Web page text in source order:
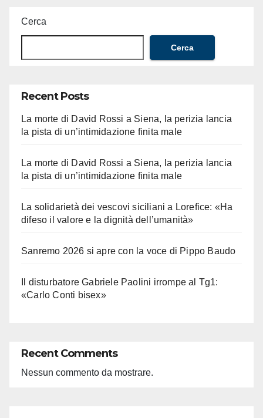
Cerca
Cerca
Recent Posts
La morte di David Rossi a Siena, la perizia lancia
la pista di un’intimidazione finita male
La morte di David Rossi a Siena, la perizia lancia
la pista di un’intimidazione finita male
La solidarietà dei vescovi siciliani a Lorefice: «Ha
difeso il valore e la dignità dell’umanità»
Sanremo 2026 si apre con la voce di Pippo Baudo
Il disturbatore Gabriele Paolini irrompe al Tg1:
«Carlo Conti bisex»
Recent Comments
Nessun commento da mostrare.